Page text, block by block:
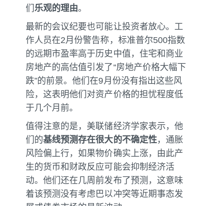
们 乐观的理由。
最新的会议纪要也可能让投资者放心。工
作人员在2月份警告称，标准普尔500指数
的远期市盈率高于历史中值，住宅和商业
房地产的高估值引发了“房地产价格大幅下
跌”的前景。他们在9月份没有指出这些风
险，这表明他们对资产价格的担忧程度低
于几个月前。
值得注意的是，美联储经济学家表示，他
们的基线预测存在很大的不确定性，通胀
风险偏上行，如果物价确实上涨，由此产
生的货币和财政反应可能会抑制经济活
动。他们还在几周前发布了预测，这意味
着该预测没有考虑巴以冲突等近期事态发